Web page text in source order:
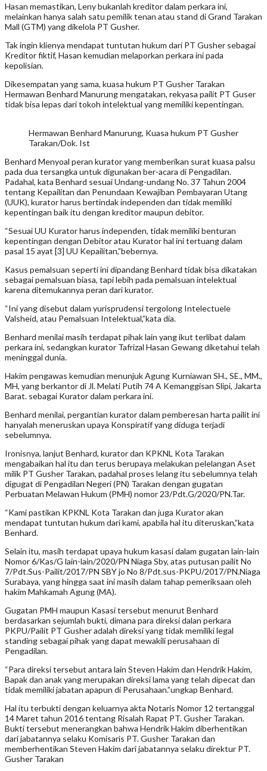
Hasan memastikan, Leny bukanlah kreditor dalam perkara ini,
melainkan hanya salah satu pemilik tenan atau stand di Grand Tarakan
Mall (GTM) yang dikelola PT Gusher.
Tak ingin klienya mendapat tuntutan hukum dari PT Gusher sebagai
Kreditor fiktif, Hasan kemudian melaporkan perkara ini pada
kepolisian.
Dikesempatan yang sama, kuasa hukum PT Gusher Tarakan
Hermawan Benhard Manurung mengatakan, rekyasa pailit PT Guser
tidak bisa lepas dari tokoh intelektual yang memiliki kepentingan.
Hermawan Benhard Manurung, Kuasa hukum PT Gusher
Tarakan/Dok. Ist
Benhard Menyoal peran kurator yang memberikan surat kuasa palsu
pada dua tersangka untuk digunakan ber-acara di Pengadilan.
Padahal, kata Benhard sesuai Undang-undang No. 37 Tahun 2004
tentang Kepailitan dan Penundaan Kewajiban Pembayaran Utang
(UUK), kurator harus bertindak independen dan tidak memiliki
kepentingan baik itu dengan kreditor maupun debitor.
“Sesuai UU Kurator harus independen, tidak memiliki benturan
kepentingan dengan Debitor atau Kurator hal ini tertuang dalam
pasal 15 ayat [3] UU Kepailitan,”bebernya.
Kasus pemalsuan seperti ini dipandang Benhard tidak bisa dikatakan
sebagai pemalsuan biasa, tapi lebih pada pemalsuan intelektual
karena ditemukannya peran dari kurator.
“Ini yang disebut dalam yurisprudensi tergolong Intelectuele
Valsheid, atau Pemalsuan Intelektual,”kata dia.
Benhard menilai masih terdapat pihak lain yang ikut terlibat dalam
perkara ini, sedangkan kurator Tafrizal Hasan Gewang diketahui telah
meninggal dunia.
Hakim pengawas kemudian menunjuk Agung Kurniawan SH., SE., MM.,
MH, yang berkantor di Jl. Melati Putih 74 A Kemanggisan Slipi, Jakarta
Barat. sebagai Kurator dalam perkara ini.
Benhard menilai, pergantian kurator dalam pemberesan harta pailit ini
hanyalah meneruskan upaya Konspiratif yang diduga terjadi
sebelumnya.
Ironisnya, lanjut Benhard, kurator dan KPKNL Kota Tarakan
mengabaikan hal itu dan terus berupaya melakukan pelelangan Aset
milik PT Gusher Tarakan, padahal proses lelang itu sebelumnya telah
digugat di Pengadilan Negeri (PN) Tarakan dengan gugatan
Perbuatan Melawan Hukum (PMH) nomor 23/Pdt.G/2020/PN.Tar.
“Kami pastikan KPKNL Kota Tarakan dan juga Kurator akan
mendapat tuntutan hukum dari kami, apabila hal itu diteruskan,”kata
Benhard.
Selain itu, masih terdapat upaya hukum kasasi dalam gugatan lain-lain
Nomor 6/Kas/G lain-lain/2020/PN Niaga Sby, atas putusan pailit No
7/Pdt.Sus-Pailit/2017/PN SBY jo No 8/Pdt.sus-PKPU/2017/PN.Niaga
Surabaya, yang hingga saat ini masih dalam tahap pemeriksaan oleh
hakim Mahkamah Agung (MA).
Gugatan PMH maupun Kasasi tersebut menurut Benhard
berdasarkan sejumlah bukti, dimana para direksi dalan perkara
PKPU/Pailit PT Gusher adalah direksi yang tidak memiliki legal
standing sebagai pihak yang dapat mewakili perusahaan di
Pengadilan.
“Para direksi tersebut antara lain Steven Hakim dan Hendrik Hakim,
Bapak dan anak yang merupakan direksi lama yang telah dipecat dan
tidak memiliki jabatan apapun di Perusahaan.”ungkap Benhard.
Hal itu terbukti dengan keluarnya akta Notaris Nomor 12 tertanggal
14 Maret tahun 2016 tentang Risalah Rapat PT. Gusher Tarakan.
Bukti tersebut menerangkan bahwa Hendrik Hakim diberhentikan
dari jabatannya selaku Komisaris PT. Gusher Tarakan dan
memberhentikan Steven Hakim dari jabatannya selaku direktur PT.
Gusher Tarakan